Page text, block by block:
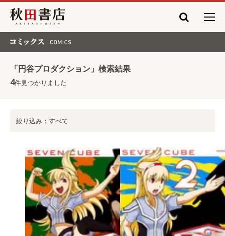
秋田書店
「円谷プロダクション」検索結果
4件見つかりました
絞り込み：すべて